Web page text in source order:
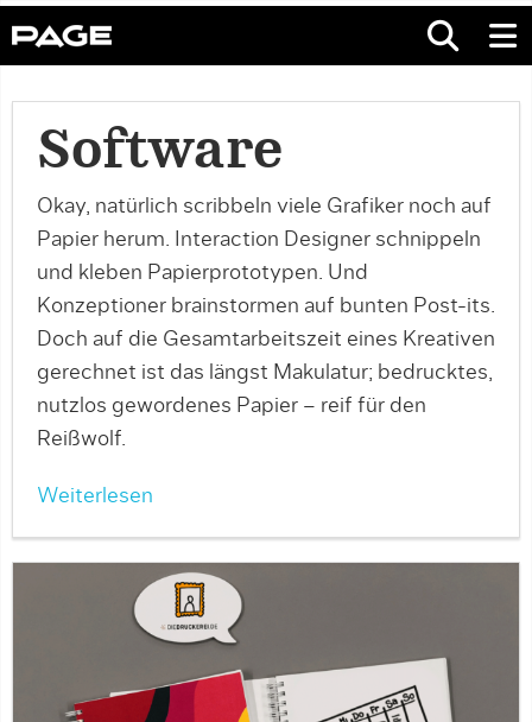
Software
Okay, natürlich scribbeln viele Grafiker noch auf
Papier herum. Interaction Designer schnippeln
und kleben Papierprototypen. Und
Konzeptioner brainstormen auf bunten Post-its.
Doch auf die Gesamtarbeitszeit eines Kreativen
gerechnet ist das längst Makulatur; bedrucktes,
nutzlos gewordenes Papier – reif für den
Reißwolf.
Weiterlesen